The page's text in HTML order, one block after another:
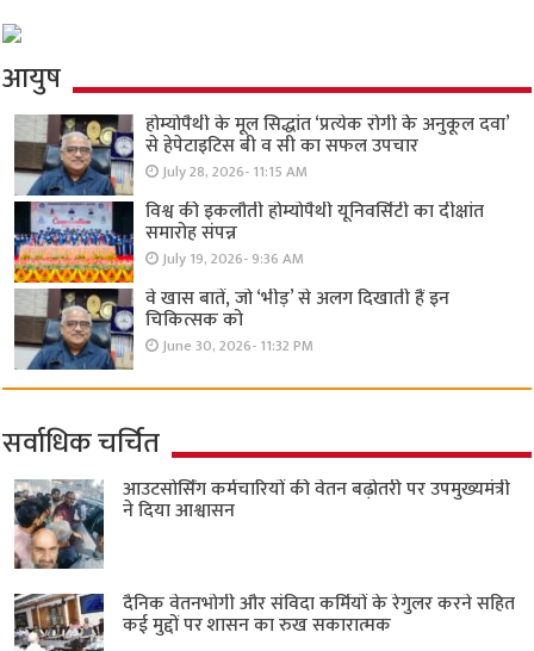
आयुष
होम्योपैथी के मूल सिद्धांत ‘प्रत्येक रोगी केे अनुकूल दवा’
से हेपेटाइटिस बी व सी का सफल उपचार
July 28, 2026- 11:15 AM
विश्व की इकलौती होम्योपैथी यूनिवर्सिटी का दीक्षांत
समारोह संपन्न
July 19, 2026- 9:36 AM
वे खास बातें, जो ‘भीड़’ से अलग दिखाती हैं इन
चिकित्सक को
June 30, 2026- 11:32 PM
सर्वाधिक चर्चित
आउटसोर्सिंग कर्मचारियों की वेतन बढ़ोतरी पर उपमुख्यमंत्री
ने दिया आश्वासन
दैनिक वेतनभोगी और संविदा कर्मियों के रेगुलर करने सहित
कई मुद्दों पर शासन का रुख सकारात्मक